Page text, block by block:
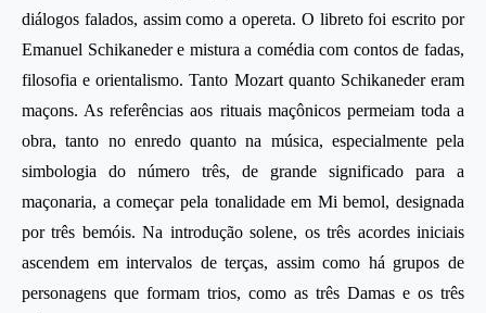
diálogos falados, assim como a opereta. O libreto foi escrito por
Emanuel Schikaneder e mistura a comédia com contos de fadas,
filosofia e orientalismo. Tanto Mozart quanto Schikaneder eram
maçons. As referências aos rituais maçônicos permeiam toda a
obra, tanto no enredo quanto na música, especialmente pela
simbologia do número três, de grande significado para a
maçonaria, a começar pela tonalidade em Mi bemol, designada
por três bemóis. Na introdução solene, os três acordes iniciais
ascendem em intervalos de terças, assim como há grupos de
personagens que formam trios, como as três Damas e os três